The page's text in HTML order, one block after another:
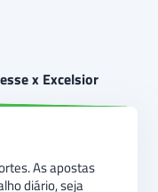
x Excelsior
As apostas
diário, seja